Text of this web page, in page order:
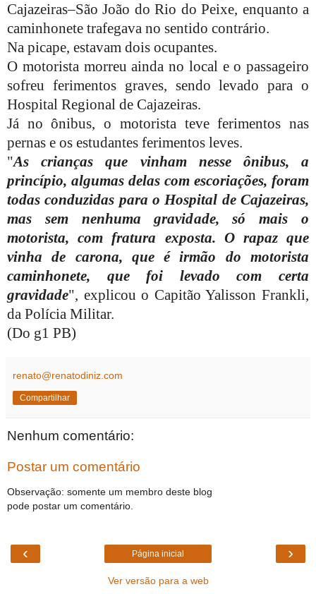
Cajazeiras–São João do Rio do Peixe, enquanto a
caminhonete trafegava no sentido contrário.
Na picape, estavam dois ocupantes.
O motorista morreu ainda no local e o passageiro
sofreu ferimentos graves, sendo levado para o
Hospital Regional de Cajazeiras.
Já no ônibus, o motorista teve ferimentos nas
pernas e os estudantes ferimentos leves.
"As crianças que vinham nesse ônibus, a
princípio, algumas delas com escoriações, foram
todas conduzidas para o Hospital de Cajazeiras,
mas sem nenhuma gravidade, só mais o
motorista, com fratura exposta. O rapaz que
vinha de carona, que é irmão do motorista
caminhonete, que foi levado com certa
gravidade", explicou o Capitão Yalisson Frankli,
da Polícia Militar.
(Do g1 PB)
renato@renatodiniz.com
Compartilhar
Nenhum comentário:
Postar um comentário
Observação: somente um membro deste blog
pode postar um comentário.
‹ ›
Página inicial
Ver versão para a web